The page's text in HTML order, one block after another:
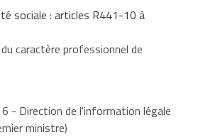
jusqu’à la fin du traitement.
cette feuille à votre CPAM, qui
si nécessaire.
sociale : articles R441-10 à
caractère professionnel de
- Direction de l'information légale
ministre)